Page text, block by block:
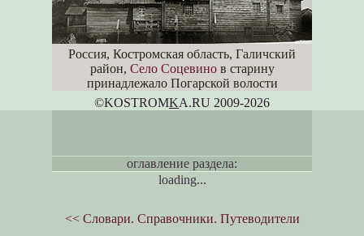
Россия, Костромская область, Галичский
район, Село Соцевинов старину
принадлежало Погарской волости
©KOSTROMKA.RU 2009-2026
оглавление раздела:
loading...
<< Словари. Справочники. Путеводители